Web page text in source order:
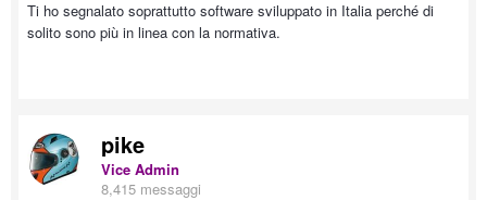
Ti ho segnalato soprattutto software sviluppato in Italia perché di
solito sono più in linea con la normativa.
pike
Vice Admin
8,415 messaggi